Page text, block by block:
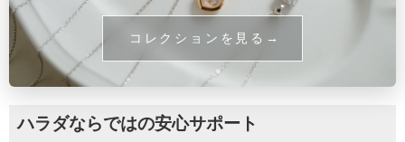
コレクションを見る
ハラダならではの安心サポート